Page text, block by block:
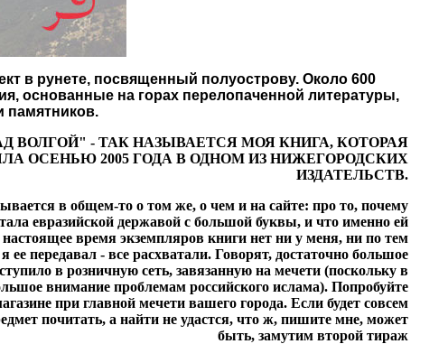
в рунете, посвященный полуострову. Около 600
основанные на горах перелопаченной литературы,
памятников.
ВОЛГОЙ" - ТАК НАЗЫВАЕТСЯ МОЯ КНИГА, КОТОРАЯ
ОСЕНЬЮ 2005 ГОДА В ОДНОМ ИЗ НИЖЕГОРОДСКИХ
ИЗДАТЕЛЬСТВ.
в общем-то о том же, о чем и на сайте: про то, почему
евразийской державой с большой буквы, и что именно ей
время экземпляров книги нет ни у меня, ни по тем
ее передавал - все расхватали. Говорят, достаточно большое
в розничную сеть, завязанную на мечети (поскольку в
внимание проблемам российского ислама). Попробуйте
при главной мечети вашего города. Если будет совсем
почитать, а найти не удастся, что ж, пишите мне, может
быть, замутим второй тираж